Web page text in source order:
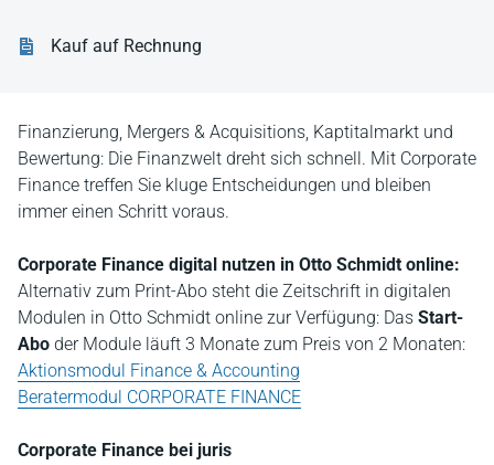
Finanzierung, Mergers & Acquisitions, Kaptitalmarkt und
Bewertung: Die Finanzwelt dreht sich schnell. Mit Corporate
Finance treffen Sie kluge Entscheidungen und bleiben
immer einen Schritt voraus.
Corporate Finance digital nutzen in Otto Schmidt online:
Alternativ zum Print-Abo steht die Zeitschrift in digitalen
Modulen in Otto Schmidt online zur Verfügung: Das Start-
Abo der Module läuft 3 Monate zum Preis von 2 Monaten:
Aktionsmodul Finance & Accounting
Beratermodul CORPORATE FINANCE
Corporate Finance bei juris
Kauf auf Rechnung